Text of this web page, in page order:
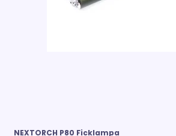
NEXTORCH P80 Ficklampa